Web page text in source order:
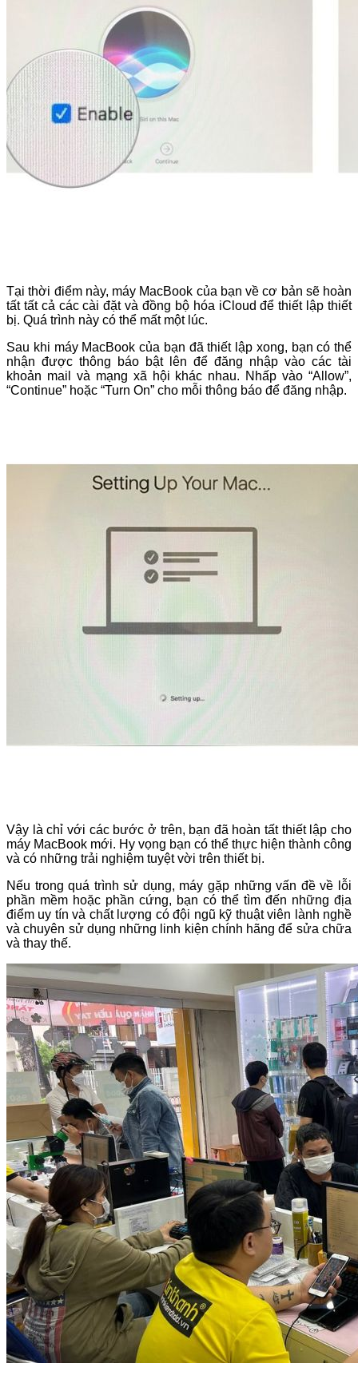
Tại thời điểm này, máy MacBook của bạn về cơ bản sẽ hoàn
tất tất cả các cài đặt và đồng bộ hóa iCloud để thiết lập thiết
bị. Quá trình này có thể mất một lúc.
Sau khi máy MacBook của bạn đã thiết lập xong, bạn có thể
nhận được thông báo bật lên để đăng nhập vào các tài
khoản mail và mạng xã hội khác nhau. Nhấp vào “Allow”,
“Continue” hoặc “Turn On” cho mỗi thông báo để đăng nhập.
Vậy là chỉ với các bước ở trên, bạn đã hoàn tất thiết lập cho
máy MacBook mới. Hy vọng bạn có thể thực hiện thành công
và có những trải nghiệm tuyệt vời trên thiết bị.
Nếu trong quá trình sử dụng, máy gặp những vấn đề về lỗi
phần mềm hoặc phần cứng, bạn có thể tìm đến những địa
điểm uy tín và chất lượng có đội ngũ kỹ thuật viên lành nghề
và chuyên sử dụng những linh kiện chính hãng để sửa chữa
và thay thế.